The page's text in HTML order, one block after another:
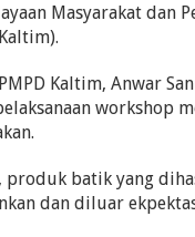
Masyarakat dan
Kaltim, Anwar
workshop
produk batik yang
dan diluar